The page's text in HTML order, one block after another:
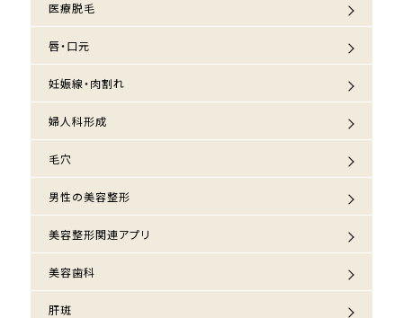
医療脱毛
唇・口元
妊娠線・肉割れ
婦人科形成
毛穴
男性の美容整形
美容整形関連アプリ
美容歯科
肝斑